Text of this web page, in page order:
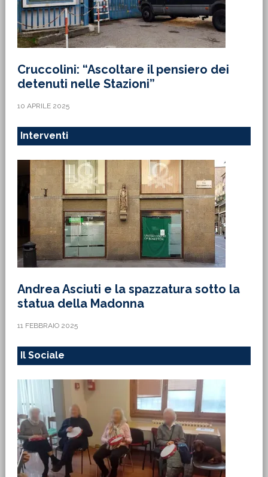
Cruccolini: “Ascoltare il pensiero dei
detenuti nelle Stazioni”
10 APRILE 2025
Interventi
Andrea Asciuti e la spazzatura sotto la
statua della Madonna
11 FEBBRAIO 2025
Il Sociale